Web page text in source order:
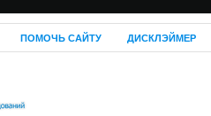
ПОМОЧЬ САЙТУ ДИСКЛЭЙМЕР